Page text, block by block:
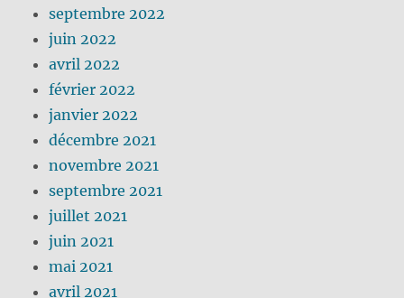
septembre 2022
juin 2022
avril 2022
février 2022
janvier 2022
décembre 2021
novembre 2021
septembre 2021
juillet 2021
juin 2021
mai 2021
avril 2021